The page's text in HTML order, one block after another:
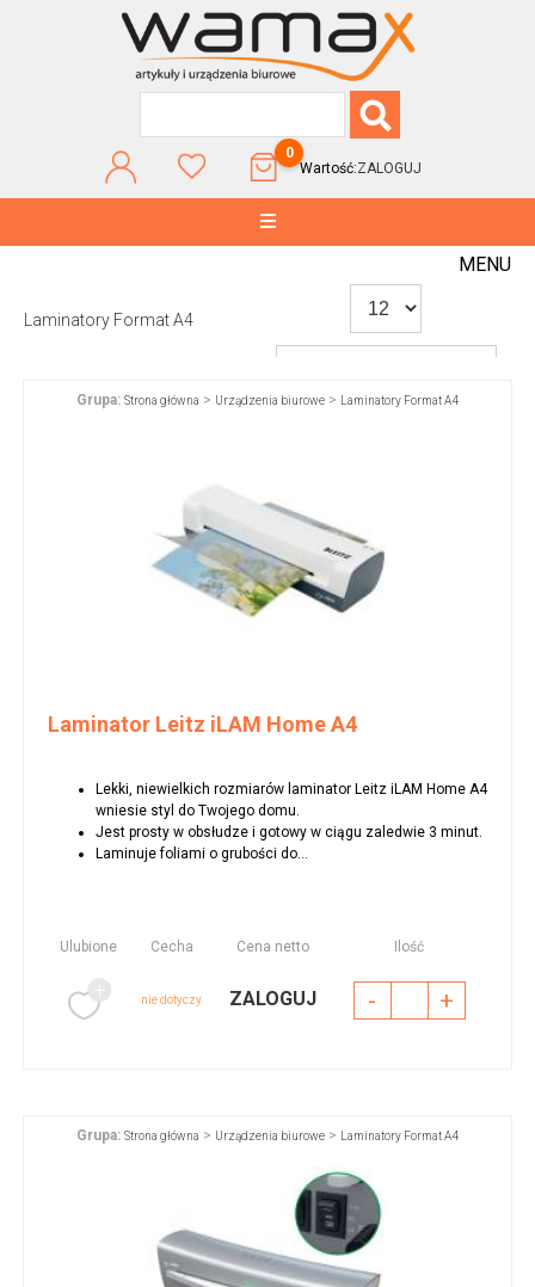
0
Wartość:ZALOGUJ
MENU
Laminatory Format A4
Grupa: Strona główna > Urządzenia biurowe > Laminatory Format A4
Laminator Leitz iLAM Home A4
Lekki, niewielkich rozmiarów laminator Leitz iLAM Home A4
wniesie styl do Twojego domu.
Jest prosty w obsłudze i gotowy w ciągu zaledwie 3 minut.
Laminuje foliami o grubości do...
Ulubione Cecha Cena netto Ilość
nie dotyczy ZALOGUJ - +
Grupa: Strona główna > Urządzenia biurowe > Laminatory Format A4